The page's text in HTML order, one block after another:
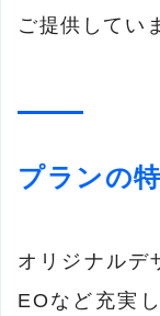
ご提供してい
プランの
オリジナルデ
EOなど充実